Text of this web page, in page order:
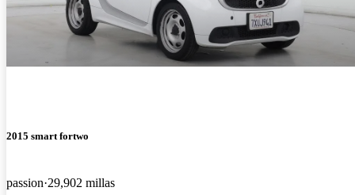
2015 smart fortwo
passion 29,902 millas